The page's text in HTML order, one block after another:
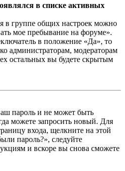
в списке активных
в группе общих настроек можно
мое пребывание на форуме».
в положение «Да», то
администраторам, модераторам
остальных вы будете скрытым
пароль и не может быть
можете запросить новый. Для
входа, щелкните на этой
пароль?», следуйте
и вскоре вы снова сможете